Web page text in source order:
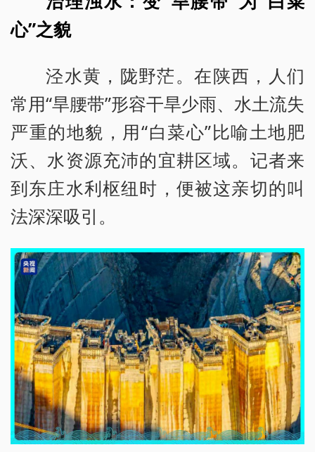
心”之貌
泾水黄，陇野茫。在陕西，人们
常用“旱腰带”形容干旱少雨、水土流失
严重的地貌，用“白菜心”比喻土地肥
沃、水资源充沛的宜耕区域。记者来
到东庄水利枢纽时，便被这亲切的叫
法深深吸引。